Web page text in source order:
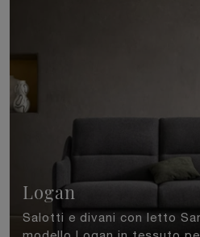
Logan
Salotti e divani con letto